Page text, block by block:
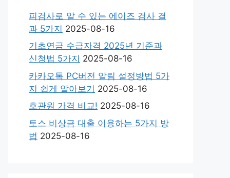
피검사로 알 수 있는 에이즈 검사 결
과 5가지 2025-08-16
기초연금 수급자격 2025년 기준과
신청법 5가지 2025-08-16
카카오톡 PC버전 알림 설정방법 5가
지 쉽게 알아보기 2025-08-16
호관원 가격 비교! 2025-08-16
토스 비상금 대출 이용하는 5가지 방
법 2025-08-16